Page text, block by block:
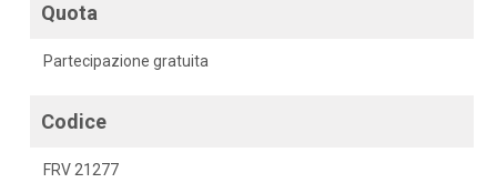
Quota
Partecipazione gratuita
Codice
FRV 21277